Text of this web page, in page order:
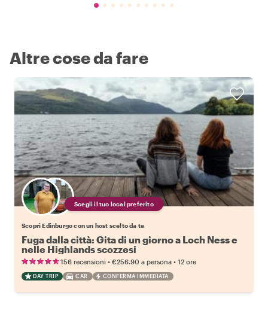
Altre cose da fare
Scegli il tuo local preferito
Scopri Edinburgo con un host scelto da te
Fuga dalla città: Gita di un giorno a Loch Ness e
nelle Highlands scozzesi
156 recensioni • €256.90 a persona • 12 ore
DAY TRIP CAR CONFERMA IMMEDIATA